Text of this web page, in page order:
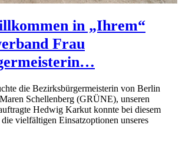
in „Ihrem“
Frau
die Bezirksbürgermeisterin von Berlin
Schellenberg (GRÜNE), unseren
Hedwig Karkut konnte bei diesem
vielfältigen Einsatzoptionen unseres